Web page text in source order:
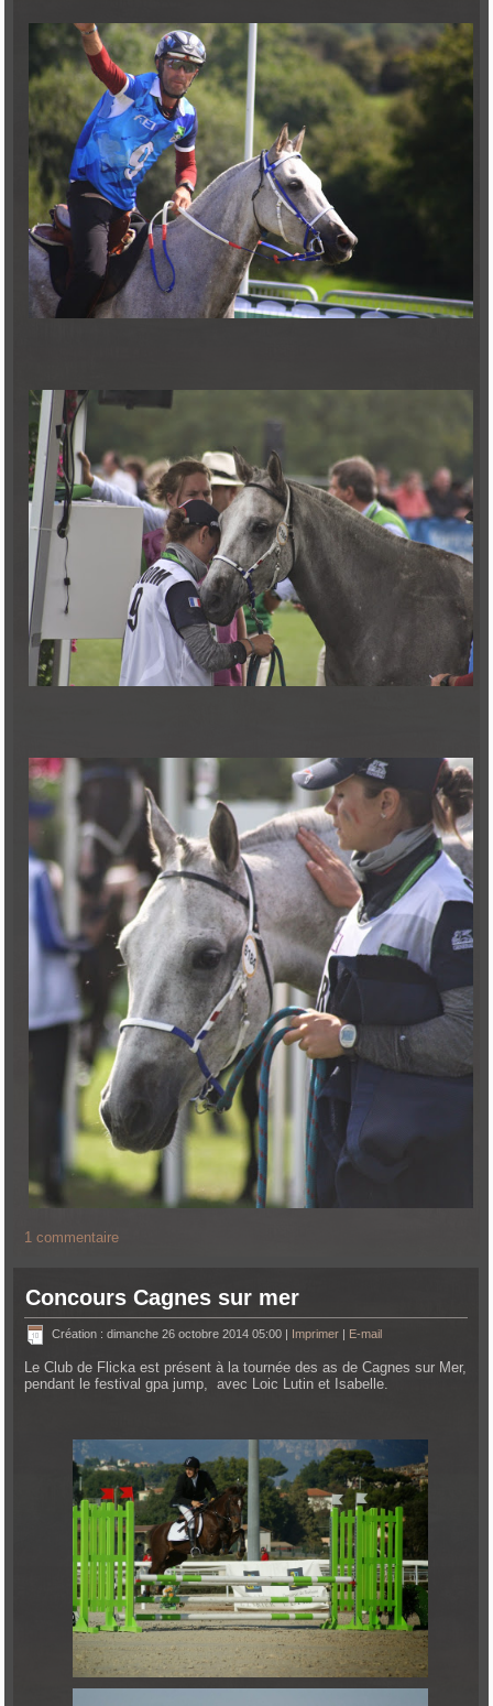
1 commentaire
Concours Cagnes sur mer
Création : dimanche 26 octobre 2014 05:00 | Imprimer | E-mail
Le Club de Flicka est présent à la tournée des as de Cagnes sur Mer,
pendant le festival gpa jump, avec Loic Lutin et Isabelle.